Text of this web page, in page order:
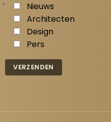
*
Nieuws
Architecten
Design
Pers